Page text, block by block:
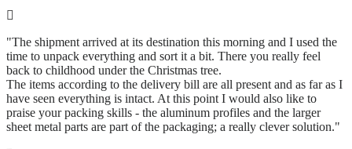
"The shipment arrived at its destination this morning and I used the
time to unpack everything and sort it a bit. There you really feel
back to childhood under the Christmas tree.
The items according to the delivery bill are all present and as far as I
have seen everything is intact. At this point I would also like to
praise your packing skills - the aluminum profiles and the larger
sheet metal parts are part of the packaging; a really clever solution."